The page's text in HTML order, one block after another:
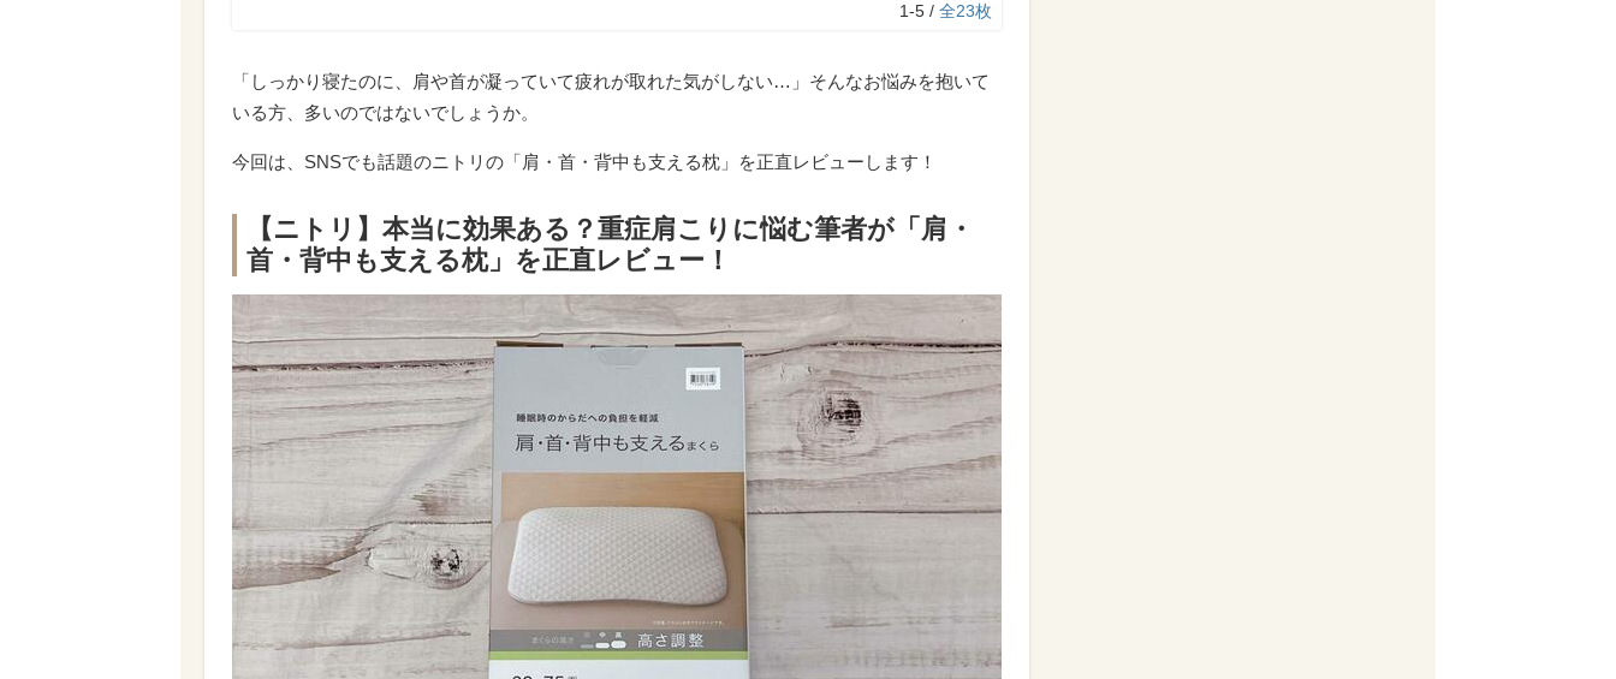
1-5 / 全23枚
「しっかり寝たのに、肩や首が凝っていて疲れが取れた気がしない…」そんなお悩みを抱いて
いる方、多いのではないでしょうか。
今回は、SNSでも話題のニトリの「肩・首・背中も支える枕」を正直レビューします！
【ニトリ】本当に効果ある？重症肩こりに悩む筆者が「肩・
首・背中も支える枕」を正直レビュー！